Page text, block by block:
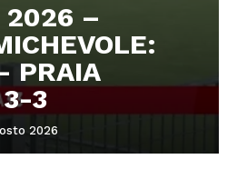
2026 –
PRAIA
3-3
2026